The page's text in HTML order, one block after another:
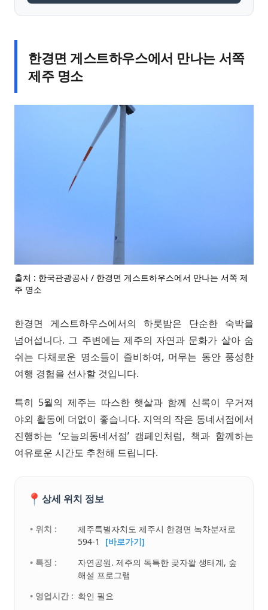
한경면 게스트하우스에서 만나는 서쪽
제주 명소
출처 : 한국관광공사 / 한경면 게스트하우스에서 만나는 서쪽 제
주 명소
한경면 게스트하우스에서의 하룻밤은 단순한 숙박을
넘어섭니다. 그 주변에는 제주의 자연과 문화가 살아 숨
쉬는 다채로운 명소들이 즐비하여, 머무는 동안 풍성한
여행 경험을 선사할 것입니다.
특히 5월의 제주는 따스한 햇살과 함께 신록이 우거져
야외 활동에 더없이 좋습니다. 지역의 작은 동네서점에서
진행하는 ‘오늘의동네서점’ 캠페인처럼, 책과 함께하는
여유로운 시간도 추천해 드립니다.
📍 상세 위치 정보
• 위치 :
제주특별자치도 제주시 한경면 녹차분재로
594-1
[바로가기]
• 특징 :
자연공원. 제주의 독특한 곶자왈 생태계, 숲
해설 프로그램
• 영업시간 : 확인 필요